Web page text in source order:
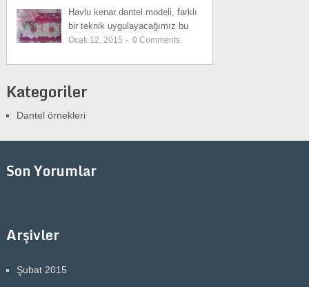
Havlu kenar dantel modeli, farklı
bir teknik uygulayacağımız bu
Ocak 12, 2015 - 0 Comments
Kategoriler
Dantel örnekleri
Son Yorumlar
Arşivler
Şubat 2015